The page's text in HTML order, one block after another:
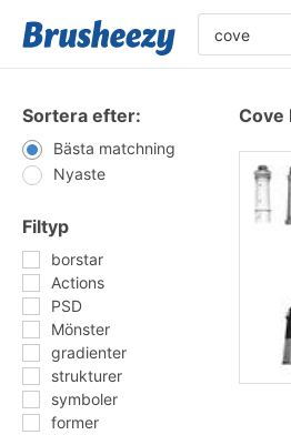
Sortera efter:
Bästa matchning
Nyaste
Filtyp
borstar
Actions
PSD
Mönster
gradienter
strukturer
symboler
former
Cove